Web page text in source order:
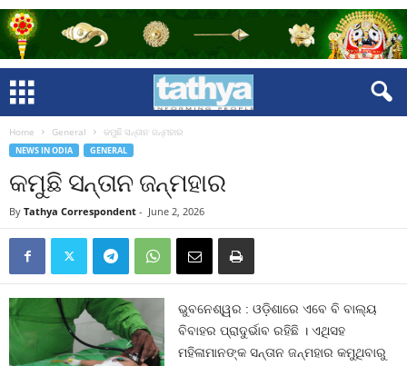
Home General କମୁଛି ସନ୍ତାନ ଜନ୍ମହାର
NEWS IN ODIA GENERAL
କମୁଛି ସନ୍ତାନ ଜନ୍ମହାର
By Tathya Correspondent - June 2, 2026
ଭୁବନେଶ୍ୱର : ଓଡ଼ିଶାରେ ଏବେ ବି ବାଲ୍ୟ
ବିବାହର ପ୍ରାଦୁର୍ଭାବ ରହିଛି । ଏଥିସହ
ମହିଳାମାନଙ୍କ ସନ୍ତାନ ଜନ୍ମହାର କମୁଥିବାରୁ